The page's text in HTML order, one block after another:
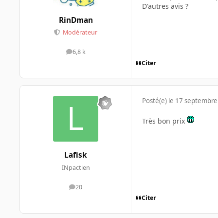
RinDman
Modérateur
6,8 k
messages
D'autres avis ?
Citer
Lafisk
INpactien
20
messages
Posté(e) le 17
Très bon prix
Citer